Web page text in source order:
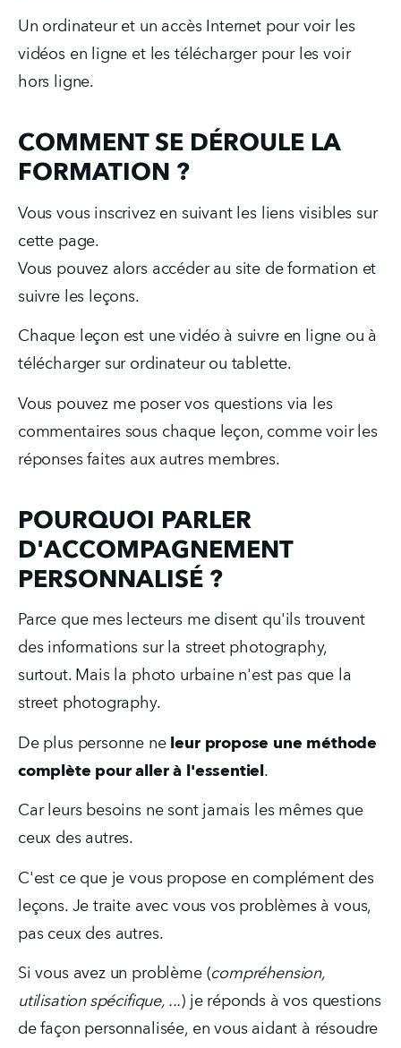
Un ordinateur et un accès Internet pour voir les
vidéos en ligne et les télécharger pour les voir
hors ligne.
COMMENT SE DÉROULE LA
FORMATION ?
Vous vous inscrivez en suivant les liens visibles sur
cette page.
Vous pouvez alors accéder au site de formation et
suivre les leçons.
Chaque leçon est une vidéo à suivre en ligne ou à
télécharger sur ordinateur ou tablette.
Vous pouvez me poser vos questions via les
commentaires sous chaque leçon, comme voir les
réponses faites aux autres membres.
POURQUOI PARLER
D'ACCOMPAGNEMENT
PERSONNALISÉ ?
Parce que mes lecteurs me disent qu'ils trouvent
des informations sur la street photography,
surtout. Mais la photo urbaine n'est pas que la
street photography.
De plus personne ne leur propose une méthode
complète pour aller à l'essentiel .
Car leurs besoins ne sont jamais les mêmes que
ceux des autres.
C'est ce que je vous propose en complément des
leçons. Je traite avec vous vos problèmes à vous,
pas ceux des autres.
Si vous avez un problème (compréhension,
utilisation spécifique, ...) je réponds à vos questions
de façon personnalisée, en vous aidant à résoudre